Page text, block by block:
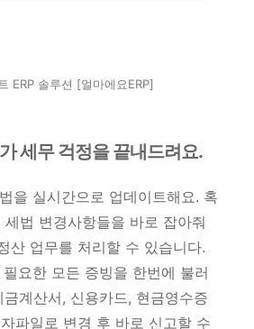
ERP 솔루션 [얼마에요ERP]
세무 걱정을 끝내드려요.
을 실시간으로 업데이트해요. 혹
법 변경사항들을 바로 잡아줘
산 업무를 처리할 수 있습니다.
요한 모든 증빙을 한번에 불러
계산서, 신용카드, 현금영수증
파일로 변경 후 바로 신고할 수